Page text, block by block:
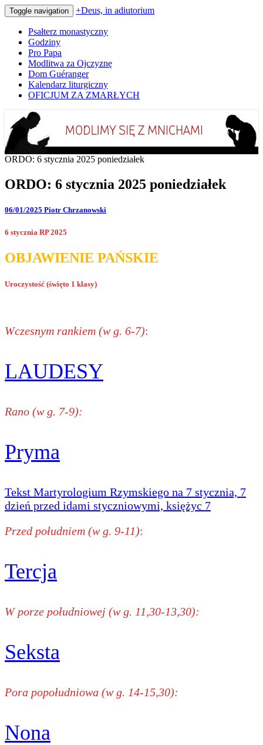
Toggle navigation +Deus, in adiutorium
Psałterz monastyczny
Godziny
Pro Papa
Modlitwa za Ojczyznę
Dom Guéranger
Kalendarz liturgiczny
OFICJUM ZA ZMARŁYCH
+Deus, in adiutorium
Codziennie modlimy się z mnichami
ORDO: 6 stycznia 2025 poniedziałek
ORDO: 6 stycznia 2025 poniedziałek
06/01/2025 Piotr Chrzanowski
6 stycznia RP 2025
OBJAWIENIE PAŃSKIE
Uroczystość (święto 1 klasy)
Wczesnym rankiem (w g. 6-7):
LAUDESY
Rano (w g. 7-9):
Pryma
Tekst Martyrologium Rzymskiego na 7 stycznia, 7
dzień przed idami styczniowymi, księżyc 7
Przed południem (w g. 9-11):
Tercja
W porze południowej (w g. 11,30-13,30):
Seksta
Pora popołudniowa (w g. 14-15,30):
Nona